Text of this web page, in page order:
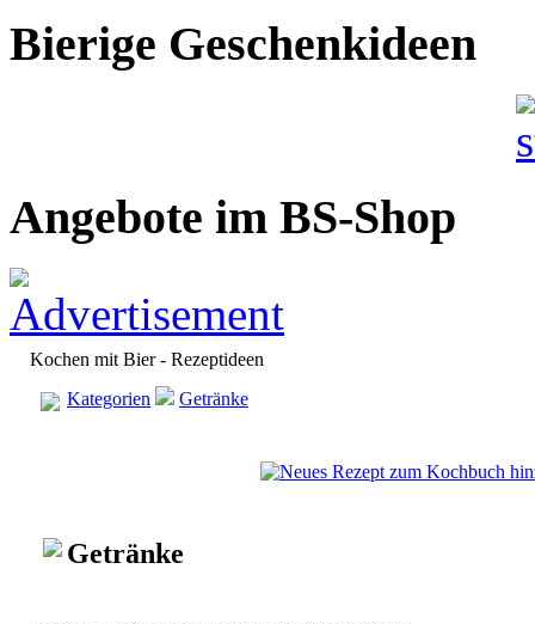
Bierige Geschenkideen
Angebote im BS-Shop
Kochen mit Bier - Rezeptideen
Kategorien
Getränke
Getränke